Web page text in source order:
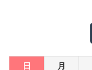
日 月